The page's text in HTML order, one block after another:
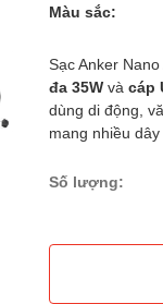
Màu sắc:
Sạc Anker
đa 35W vàcáp
dùng di động,
mang nhiều dây
Số lượng: